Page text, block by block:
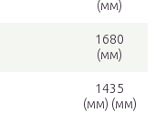
(мм)
1680
(мм)
1435
(мм) (мм)